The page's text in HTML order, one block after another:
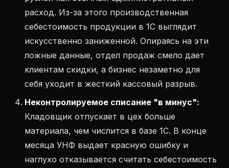
расход. Из-за этого производственная
себестоимость продукции в 1С выглядит
искусственно заниженной. Опираясь на эти
ложные данные, отдел продаж смело дает
клиентам скидки, а бизнес незаметно для
себя уходит в жесткий кассовый разрыв.
Неконтролируемое списание "в минус":
Кладовщик отпускает в цех больше
материала, чем числится в базе 1С. В конце
месяца УНФ выдает красную ошибку и
наглухо отказывается считать себестоимость